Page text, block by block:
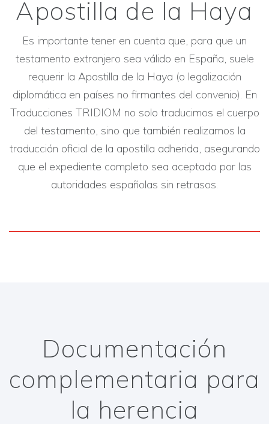
Apostilla de la Haya
Es importante tener en cuenta que, para que un
testamento extranjero sea válido en España, suele
requerir la Apostilla de la Haya (o legalización
diplomática en países no firmantes del convenio). En
Traducciones TRIDIOM no solo traducimos el cuerpo
del testamento, sino que también realizamos la
traducción oficial de la apostilla adherida, asegurando
que el expediente completo sea aceptado por las
autoridades españolas sin retrasos.
Documentación
complementaria para
la herencia